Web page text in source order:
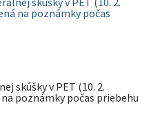
na poznámky počas
skúšky v PET (10. 2.
poznámky počas priebehu